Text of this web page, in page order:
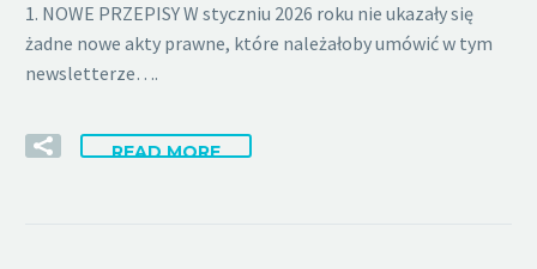
1. NOWE PRZEPISY W styczniu 2026 roku nie ukazały się
żadne nowe akty prawne, które należałoby umówić w tym
newsletterze….
READ MORE